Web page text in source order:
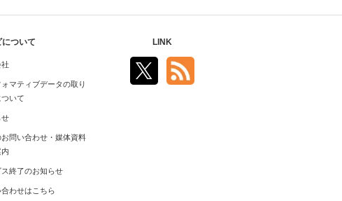
ついて
ォマティブデータの取り
いて
せ
お問い合わせ・媒体資料
終了のお知らせ
合わせはこちら
LINK